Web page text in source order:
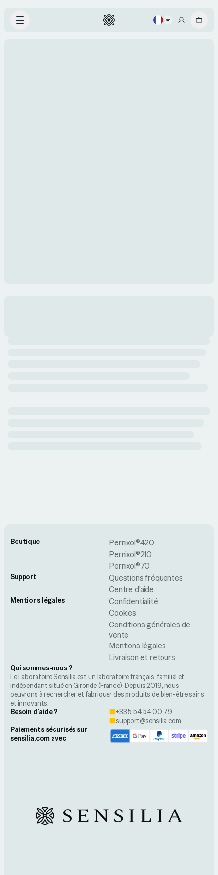
Boutique
Pernixol®420
Pernixol®210
Pernixol®70
Support
Questions fréquentes
Centre d'aide
Mentions légales
Confidentialité
Cookies
Conditions générales de
vente
Mentions légales
Livraison et retours
Qui sommes-nous ?
Le Laboratoire Sensilia est un laboratoire français, familial et
indépendant situé en Gironde (France). Depuis 2019, nous
oeuvrons à rechercher et fabriquer des produits de bien-être sains
et innovants.
Besoin d'aide ?
+33 5 54 54 00 79
support@sensilia.com
Paiements sécurisés sur
sensilia.com avec